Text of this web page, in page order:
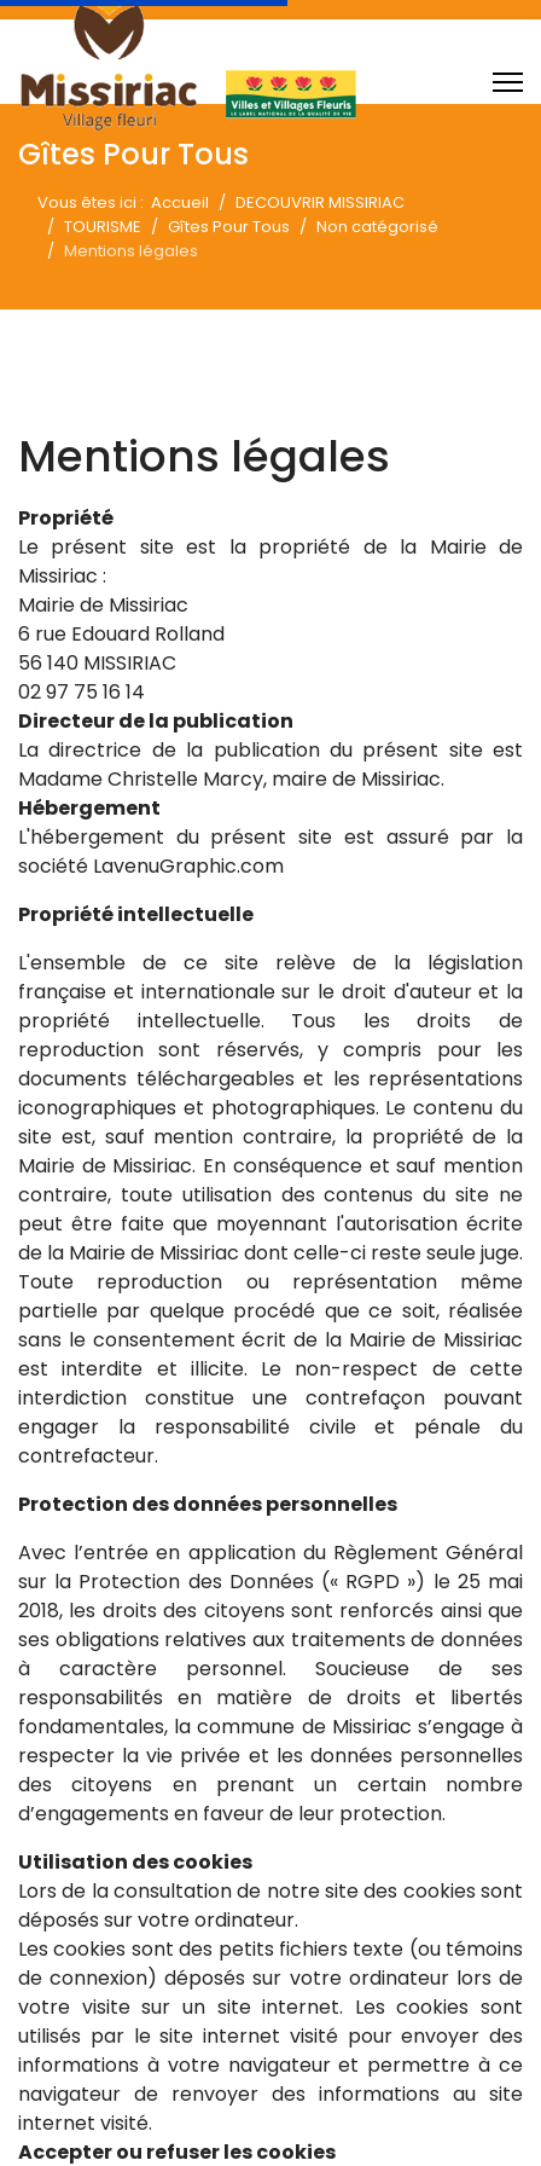
Gîtes Pour Tous
Vous êtes ici : Accueil
DECOUVRIR MISSIRIAC
TOURISME
Gîtes Pour Tous
Non catégorisé
Mentions légales
Mentions légales
Propriété
Le présent site est la propriété de la Mairie de
Missiriac :
Mairie de Missiriac
6 rue Edouard Rolland
56 140 MISSIRIAC
02 97 75 16 14
Directeur de la publication
La directrice de la publication du présent site est
Madame Christelle Marcy, maire de Missiriac.
Hébergement
L'hébergement du présent site est assuré par la
société LavenuGraphic.com
Propriété intellectuelle
L'ensemble de ce site relève de la législation
française et internationale sur le droit d'auteur et la
propriété intellectuelle. Tous les droits de
reproduction sont réservés, y compris pour les
documents téléchargeables et les représentations
iconographiques et photographiques. Le contenu du
site est, sauf mention contraire, la propriété de la
Mairie de Missiriac. En conséquence et sauf mention
contraire, toute utilisation des contenus du site ne
peut être faite que moyennant l'autorisation écrite
de la Mairie de Missiriac dont celle-ci reste seule juge.
Toute reproduction ou représentation même
partielle par quelque procédé que ce soit, réalisée
sans le consentement écrit de la Mairie de Missiriac
est interdite et illicite. Le non-respect de cette
interdiction constitue une contrefaçon pouvant
engager la responsabilité civile et pénale du
contrefacteur.
Protection des données personnelles
Avec l’entrée en application du Règlement Général
sur la Protection des Données (« RGPD ») le 25 mai
2018, les droits des citoyens sont renforcés ainsi que
ses obligations relatives aux traitements de données
à caractère personnel. Soucieuse de ses
responsabilités en matière de droits et libertés
fondamentales, la commune de Missiriac s’engage à
respecter la vie privée et les données personnelles
des citoyens en prenant un certain nombre
d’engagements en faveur de leur protection.
Utilisation des cookies
Lors de la consultation de notre site des cookies sont
déposés sur votre ordinateur.
Les cookies sont des petits fichiers texte (ou témoins
de connexion) déposés sur votre ordinateur lors de
votre visite sur un site internet. Les cookies sont
utilisés par le site internet visité pour envoyer des
informations à votre navigateur et permettre à ce
navigateur de renvoyer des informations au site
internet visité.
Accepter ou refuser les cookies